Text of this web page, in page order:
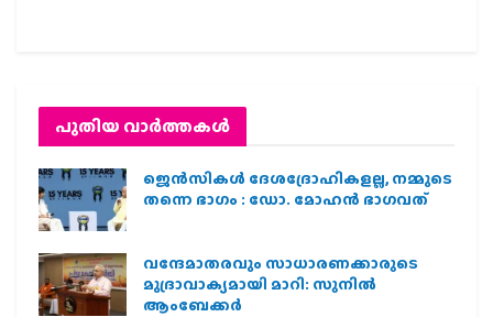
പുതിയ വാര്‍ത്തകള്‍
ജെന്‍സികള്‍ ദേശദ്രോഹികളല്ല, നമ്മുടെ
തന്നെ ഭാഗം : ഡോ. മോഹന്‍ ഭാഗവത്
വന്ദേമാതരവും സാധാരണക്കാരുടെ
മുദ്രാവാക്യമായി മാറി: സുനിൽ
ആംബേക്കർ